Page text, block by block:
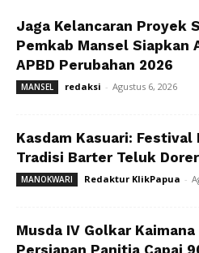
Jaga Kelancaran Proyek
Pemkab Mansel Siapkan
APBD Perubahan 2026
MANSEL redaksi - Agustus 6, 2026
Kasdam Kasuari:
Tradisi Barter Teluk
MANOKWARI Redaktur KlikPapua -
Musda IV Golkar
Persiapan Panitia Capai